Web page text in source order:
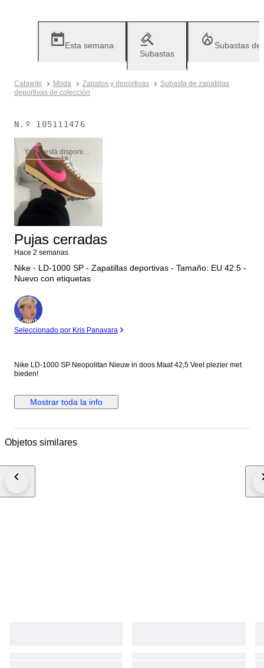
Esta semana
Subastas
Subastas
Catawiki Moda Zapatos y deportivas
Subasta de zapatillas
deportivas de colección
N.º 105111476
Ya no está disponible
Pujas cerradas
Hace 2 semanas
Nike - LD-1000 SP - Zapatillas deportivas - Tamaño: EU 42.5 -
Nuevo con etiquetas
Experto
Seleccionado por Kris Panavara
Nike LD-1000 SP Neopolitan Nieuw in doos Maat 42,5 Veel plezier met
bieden!
Mostrar toda la info
Objetos similares